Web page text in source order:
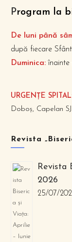
Program la
De luni până
după fiecare
Duminica: înainte
URGENȚE
Doboș, Capelan
Revista
Revista
2026
25/07/